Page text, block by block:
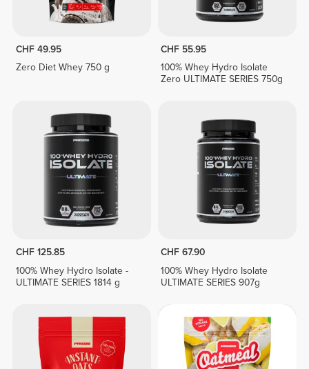
CHF 49.95
Zero Diet Whey 750 g
CHF 55.95
100% Whey Hydro Isolate
Zero ULTIMATE SERIES 750g
CHF 125.85
100% Whey Hydro Isolate -
ULTIMATE SERIES 1814 g
CHF 67.90
100% Whey Hydro Isolate
ULTIMATE SERIES 907g